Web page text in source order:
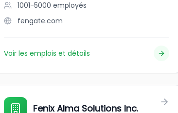
1001-5000 employés
fengate.com
Voir les emplois et détails
Fenix Alma Solutions Inc.